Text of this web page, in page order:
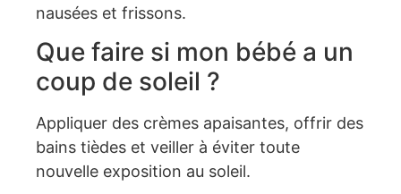
nausées et frissons.
Que faire si mon bébé a un
coup de soleil ?
Appliquer des crèmes apaisantes, offrir des
bains tièdes et veiller à éviter toute
nouvelle exposition au soleil.